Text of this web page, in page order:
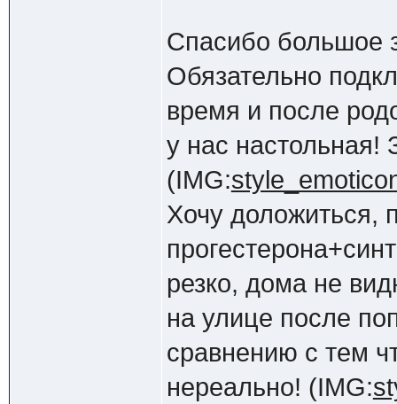
Спасибо большое
Обязательно
время и после
у нас настольная!
(IMG:
Хочу доложиться,
резко, дома не
на улице после
сравнению с тем
нереально! (IMG: